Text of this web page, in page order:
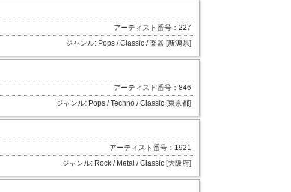
アーティスト番号：227
ジャンル: Pops / Classic / 楽器 [新潟県]
アーティスト番号：846
ジャンル: Pops / Techno / Classic [東京都]
アーティスト番号：1921
ジャンル: Rock / Metal / Classic [大阪府]